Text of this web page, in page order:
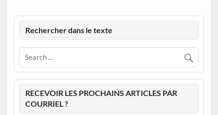
Rechercher dans le texte
RECEVOIR LES PROCHAINS ARTICLES PAR
COURRIEL ?